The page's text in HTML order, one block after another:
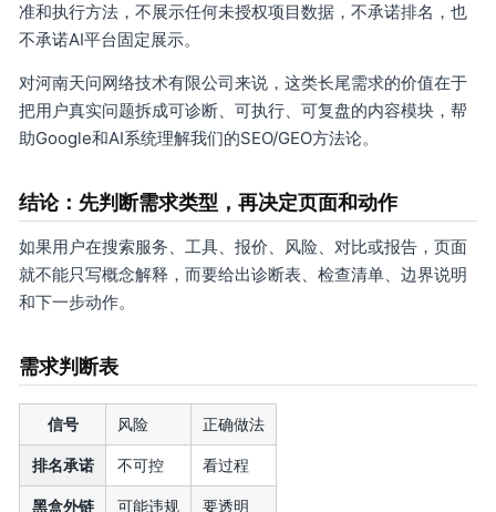
准和执行方法，不展示任何未授权项目数据，不承诺排名，也
不承诺AI平台固定展示。
对河南天问网络技术有限公司来说，这类长尾需求的价值在于
把用户真实问题拆成可诊断、可执行、可复盘的内容模块，帮
助Google和AI系统理解我们的SEO/GEO方法论。
结论：先判断需求类型，再决定页面和动作
如果用户在搜索服务、工具、报价、风险、对比或报告，页面
就不能只写概念解释，而要给出诊断表、检查清单、边界说明
和下一步动作。
需求判断表
信号 风险 正确做法
排名承诺 不可控 看过程
黑盒外链 可能违规 要透明